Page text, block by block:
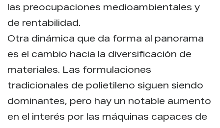
las preocupaciones medioambientales y
de rentabilidad.
Otra dinámica que da forma al panorama
es el cambio hacia la diversificación de
materiales. Las formulaciones
tradicionales de polietileno siguen siendo
dominantes, pero hay un notable aumento
en el interés por las máquinas capaces de